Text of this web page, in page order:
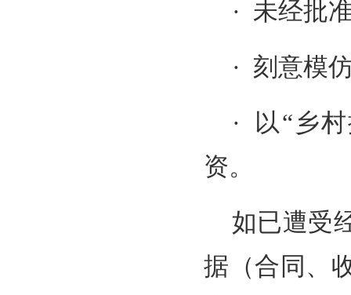
· 未经批
· 刻意模
· 以“乡
资。
如已遭受
据（合同、